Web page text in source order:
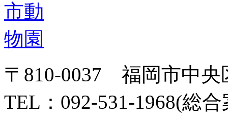
〒810-0037 福岡市中央
TEL：092-531-1968(総